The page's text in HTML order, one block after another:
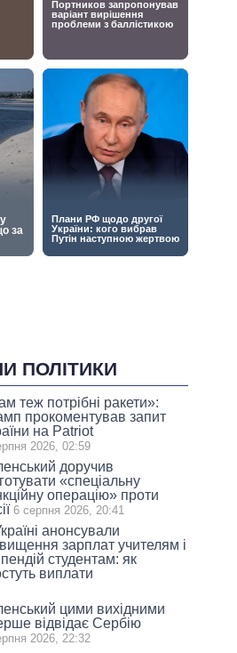
ПОЛІТИКИ
теж потрібні ракети»:
прокоментував запит
на Patriot
2026, 02:59
доручив
«спеціальну
операцію» проти
6 серпня 2026, 20:41
анонсували
зарплат учителям і
студентам: як
виплати
цими вихідними
відвідає Сербію
2026, 22:32